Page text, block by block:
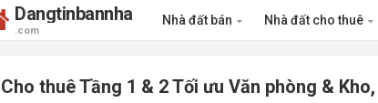
Dangtinbannha
.com
Nhà đất bán Nhà đất cho thuê
Cho thuê Tầng 1 & 2 Tối ưu Văn phòng &